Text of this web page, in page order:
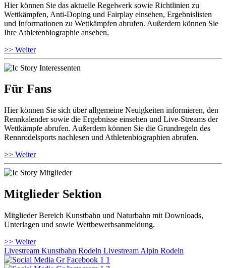
Hier können Sie das aktuelle Regelwerk sowie Richtlinien zu
Wettkämpfen, Anti-Doping und Fairplay einsehen, Ergebnislisten
und Informationen zu Wettkämpfen abrufen. Außerdem können Sie
Ihre Athletenbiographie ansehen.
>> Weiter
Für Fans
Hier können Sie sich über allgemeine Neuigkeiten informieren, den
Rennkalender sowie die Ergebnisse einsehen und Live-Streams der
Wettkämpfe abrufen. Außerdem können Sie die Grundregeln des
Rennrodelsports nachlesen und Athletenbiographien abrufen.
>> Weiter
Mitglieder Sektion
Mitglieder Bereich Kunstbahn und Naturbahn mit Downloads,
Unterlagen und sowie Wettbewerbsanmeldung.
>> Weiter
Livestream Kunstbahn Rodeln Livestream Alpin Rodeln